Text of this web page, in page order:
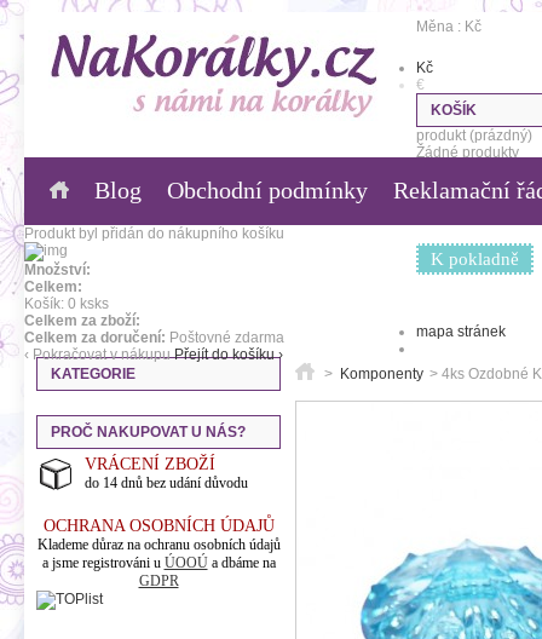
Měna : Kč
Kč
€
KOŠÍK
produkt (prázdný)
Žádné produkty
0,00 Kč Poštovné
K pokladně
mapa stránek
Blog Obchodní podmínky Reklamační
Produkt byl přidán do nákupního košíku
Množství:
Celkem:
Košík: 0 ksks
Celkem za zboží:
Celkem za doručení: Poštovné zdarma
‹ Pokračovat v nákupu Přejít do košíku ›
KATEGORIE
PROČ NAKUPOVAT U NÁS?
VRÁCENÍ ZBOŽÍ
do 14 dnů bez udání důvodu
OCHRANA OSOBNÍCH ÚDAJŮ
Klademe důraz na ochranu osobních údajů
a jsme registrováni u ÚOOÚa dbáme na
GDPR
> Komponenty > 4ks Ozdobné